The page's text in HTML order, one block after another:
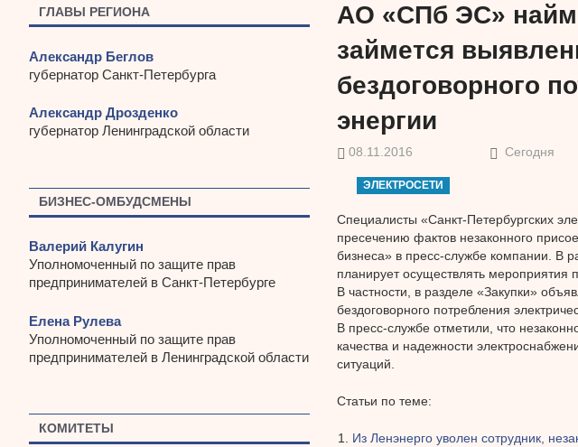
АО «СПб ЭС»
займется
бездоговорного
энергии
08.11.2016 Сегодня
ЭЛЕКТРОСЕТИ
Специалисты «Санкт-Петербургских
пресечению фактов незаконного
бизнеса» в пресс-службе компании. В
планирует осуществлять мероприятия
В частности, в разделе «Закупки»
бездоговорного потребления
В пресс-службе отметили, что
качества и надежности
ситуаций.
Статьи по теме:
Из Ленэнерго уволен сотрудник,
ГЛАВЫ РЕГИОНА
Александр Беглов
губернатор Санкт-Петербурга
Александр Дрозденко
губернатор Ленинградской области
БИЗНЕС-ОМБУДСМЕНЫ
Валерий Калугин
Уполномоченный по защите прав
предпринимателей в Санкт-Петербурге
Елена Рулева
Уполномоченный по защите прав
предпринимателей в Ленинградской области
КОМИТЕТЫ